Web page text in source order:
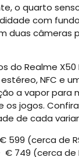
o quarto
com
duas câmeras
do Realme X50
NFC e
a vapor para
jogos.
de cada
€ 599 (cerca de
€ 749 (cerca de